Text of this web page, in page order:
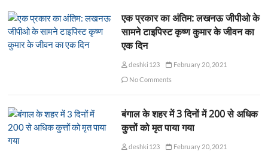
एक प्रकार का अंतिम: लखनऊ जीपीओ के
सामने टाइपिस्ट कृष्ण कुमार के जीवन का
एक दिन
deshki123
February 20, 2021
No Comments
बंगाल के शहर में 3 दिनों में 200 से अधिक
कुत्तों को मृत पाया गया
deshki123
February 20, 2021